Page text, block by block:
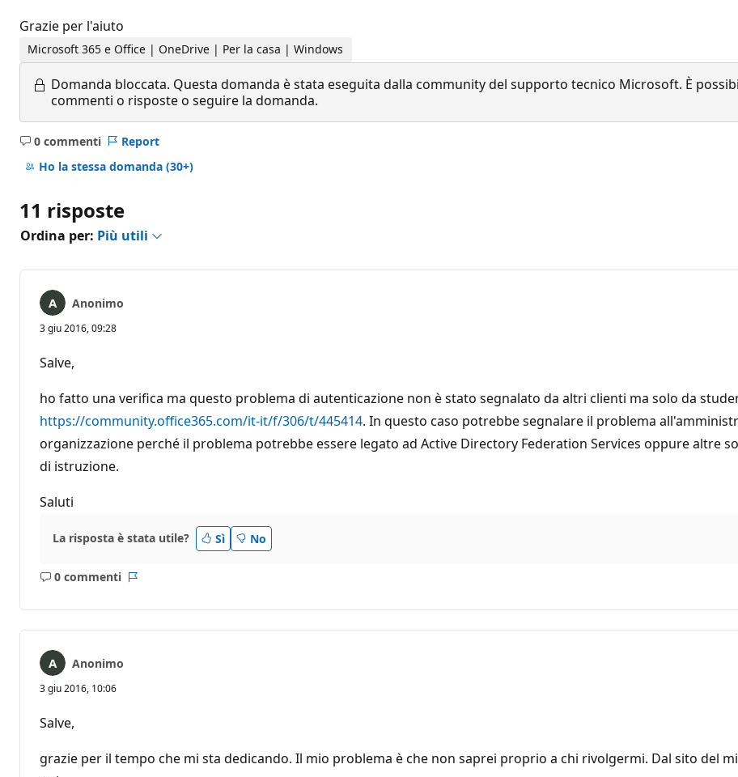
Grazie per l'aiuto
Microsoft 365 e Office | OneDrive | Per la casa | Windows
Domanda bloccata. Questa domanda è stata eseguita dalla community del supporto tecnico Microsoft. È
commenti o risposte o seguire la domanda.
0 commenti
Nessun
commento
Report
Ho la stessa domanda (30+)
11 risposte
Ordina per: Più utili
Anonimo
3 giu 2016, 09:28
Salve,
ho fatto una verifica ma questo problema di autenticazione non è stato segnalato da altri clienti ma solo da
https://community.office365.com/it-it/f/306/t/445414. In questo caso potrebbe segnalare il problema
organizzazione perché il problema potrebbe essere legato ad Active Directory Federation Services oppure altre
di istruzione.
Saluti
La risposta è stata utile? Sì No
0 commenti
Nessun
Anonimo
3 giu 2016, 10:06
Salve,
grazie per il tempo che mi sta dedicando. Il mio problema è che non saprei proprio a chi rivolgermi. Dal sito del